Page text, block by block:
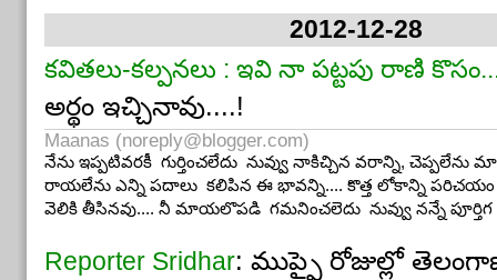
2012-12-28
కవితలు-కల్పనలు : ఇవి నా పట్టపు రాణి
అర్థం ఇచ్చినావు....!
Maanas (noreply@blogger.com)
నేను ఇప్పటివరకీ గుర్తించలేదు నువ్వు నాకిచ్చిన వరాన్ని, చెప్పలేను
రాయలేను ఎన్ని పదాలు కలిపిన ఈ భావన్ని.... కొత్త లోకాన్ని
వెలికి తీసినవు.... నీ మాయలొపడి గమనించలెదు నువ్వు నన్నే
Reporter Sridhar: ముప్పై రోజుల్లో